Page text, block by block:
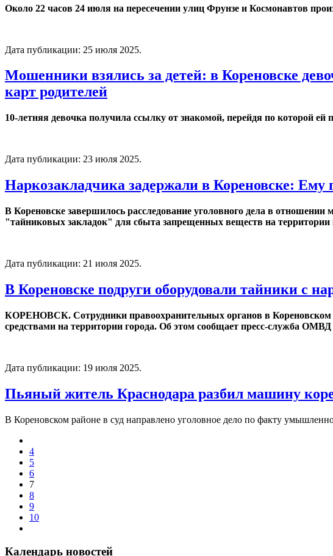
Около 22 часов 24 июля на пересечении улиц Фрунзе и Космонавтов
Дата публикации: 25 июля 2025.
Мошенники взялись за детей: в Кореновске
карт родителей
10-летняя девочка получила ссылку от знакомой, перейдя по которой
Дата публикации: 23 июля 2025.
Наркозакладчика задержали в Кореновске: Ему
В Кореновске завершилось расследование уголовного дела в
"тайниковых закладок" для сбыта запрещенных веществ на территории
Дата публикации: 21 июля 2025.
В Кореновске подруги оборудовали тайники с
КОРЕНОВСК. Сотрудники правоохранительных органов в Кореновском
средствами на территории города. Об этом сообщает пресс-служба
Дата публикации: 19 июля 2025.
Пьяный житель Краснодара разбил машину
В Кореновском районе в суд направлено уголовное дело по факту
4
5
6
7
8
9
10
Календарь новостей